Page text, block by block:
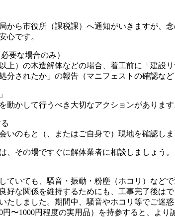
から市役所（課税課）へ通知がいきますが、
心です。
要な場合のみ）
上）の木造解体などの場合、着工前に「建設
分されたか」の報告（マニフェストの確認な
動かして行うべき大切なアクションがあります
いのもと（、またはご自身で）現地を確認し
、その場ですぐに解体業者に相談しましょう。
ていても、騒音・振動・粉塵（ホコリ）など
好な関係を維持するためにも、工事完了後は
たしました。期間中、騒音やホコリ等でご
〜1000円程度の実用品）を持参すると、より